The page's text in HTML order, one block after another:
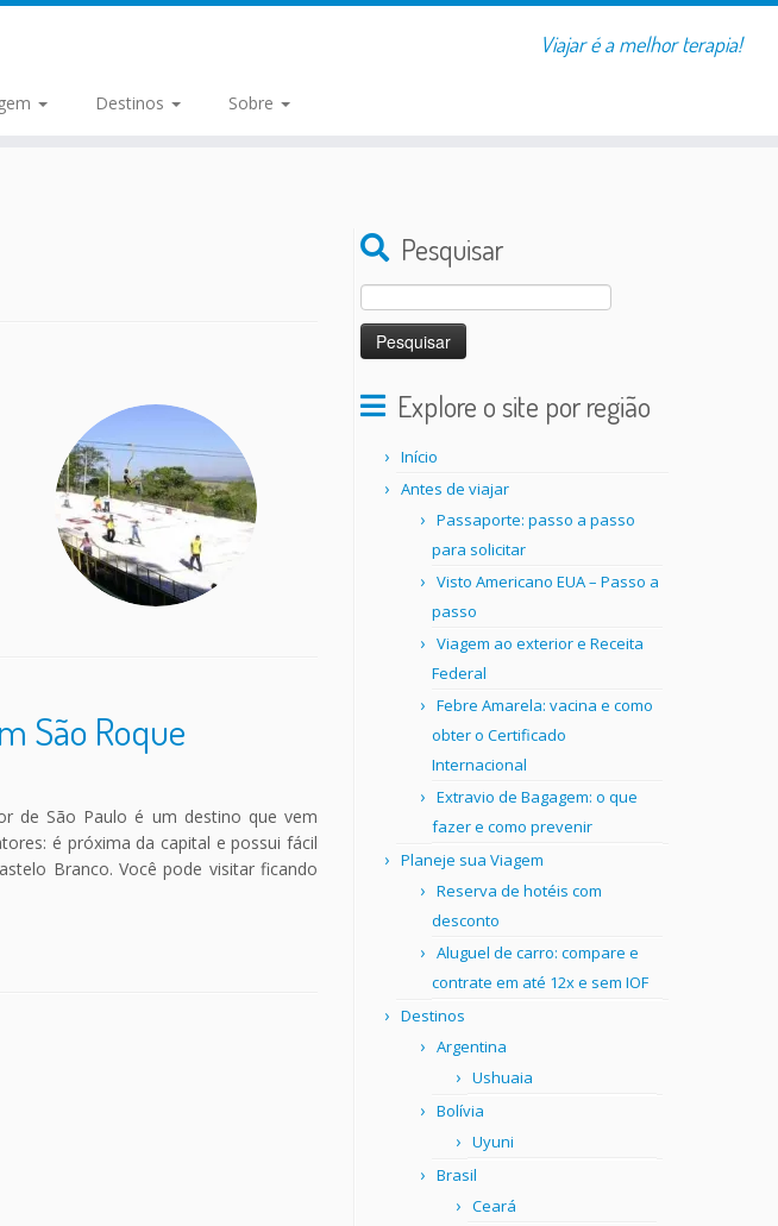
Viajar é a melhor terapia!
Destinos Sobre
São Roque
de São Paulo é um destino que vem
é próxima da capital e possui fácil
Branco. Você pode visitar ficando
Pesquisar
Pesquisar
por:
Explore o site por região
Início
Antes de viajar
Passaporte: passo a passo
para solicitar
Visto Americano EUA – Passo a
passo
Viagem ao exterior e Receita
Federal
Febre Amarela: vacina e como
obter o Certificado
Internacional
Extravio de Bagagem: o que
fazer e como prevenir
Planeje sua Viagem
Reserva de hotéis com
desconto
Aluguel de carro: compare e
contrate em até 12x e sem IOF
Destinos
Argentina
Ushuaia
Bolívia
Uyuni
Brasil
Ceará